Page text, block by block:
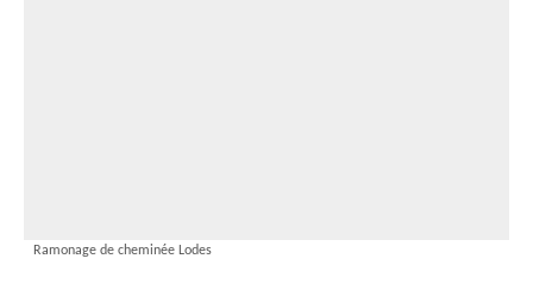
Ramonage de cheminée Lodes